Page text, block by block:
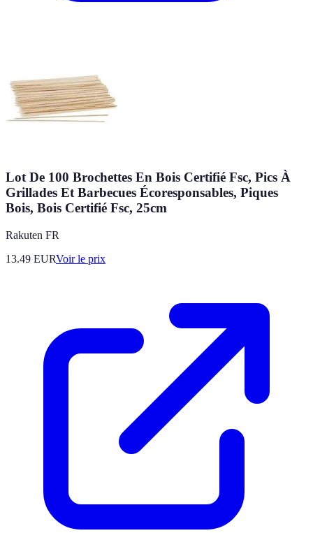
Lot De 100 Brochettes En Bois Certifié Fsc, Pics À
Grillades Et Barbecues Écoresponsables, Piques
Bois, Bois Certifié Fsc, 25cm
Rakuten FR
13.49 EURVoir le prix